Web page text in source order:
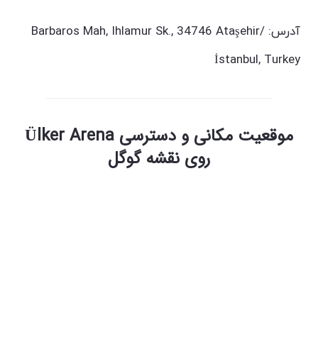
آدرس: Barbaros Mah, Ihlamur Sk., 34746 Ataşehir/
İstanbul, Turkey
موقعیت مکانی و دسترسی Ülker Arena
روی نقشه گوگل